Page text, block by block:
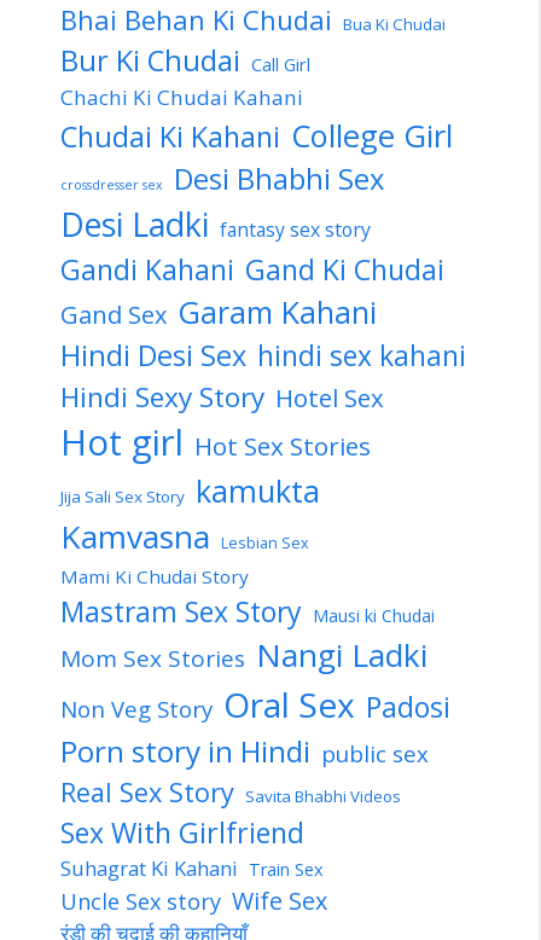
Bhai Behan Ki Chudai Bua Ki Chudai
Bur Ki Chudai Call Girl
Chachi Ki Chudai Kahani
Chudai Ki Kahani College Girl
crossdresser sex Desi Bhabhi Sex
Desi Ladki fantasy sex story
Gandi Kahani Gand Ki Chudai
Gand Sex Garam Kahani
Hindi Desi Sex hindi sex kahani
Hindi Sexy Story Hotel Sex
Hot girl Hot Sex Stories
Jija Sali Sex Story kamukta
Kamvasna Lesbian Sex
Mami Ki Chudai Story
Mastram Sex Story Mausi ki Chudai
Mom Sex Stories Nangi Ladki
Non Veg Story Oral Sex Padosi
Porn story in Hindi public sex
Real Sex Story Savita Bhabhi Videos
Sex With Girlfriend
Suhagrat Ki Kahani Train Sex
Uncle Sex story Wife Sex
रंडी की चुदाई की कहानियाँ